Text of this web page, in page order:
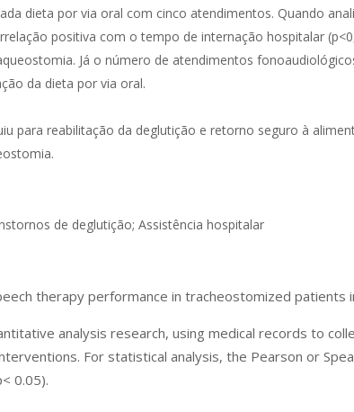
dieta por via oral com cinco atendimentos. Quando
positiva com o tempo de internação hospitalar
Já o número de atendimentos
da dieta por via oral.
para reabilitação da deglutição e retorno seguro à
de deglutição; Assistência hospitalar
therapy performance in tracheostomized patients
analysis research, using medical records to
For statistical analysis, the Pearson or
0.05).